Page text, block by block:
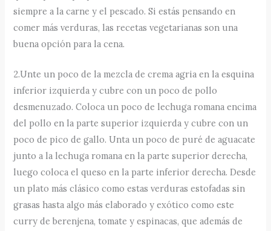
siempre a la carne y el pescado. Si estás pensando en
comer más verduras, las recetas vegetarianas son una
buena opción para la cena.
2.Unte un poco de la mezcla de crema agria en la esquina
inferior izquierda y cubre con un poco de pollo
desmenuzado. Coloca un poco de lechuga romana encima
del pollo en la parte superior izquierda y cubre con un
poco de pico de gallo. Unta un poco de puré de aguacate
junto a la lechuga romana en la parte superior derecha,
luego coloca el queso en la parte inferior derecha. Desde
un plato más clásico como estas verduras estofadas sin
grasas hasta algo más elaborado y exótico como este
curry de berenjena, tomate y espinacas, que además de